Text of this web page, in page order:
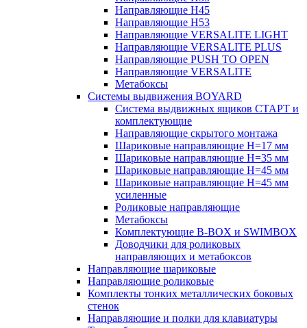
Направляющие H45
Направляющие H53
Направляющие VERSALITE LIGHT
Направляющие VERSALITE PLUS
Направляющие PUSH TO OPEN
Направляющие VERSALITE
Метабоксы
Системы выдвижения BOYARD
Система выдвижных ящиков СТАРТ и
комплектующие
Направляющие скрытого монтажа
Шариковые направляющие H=17 мм
Шариковые направляющие H=35 мм
Шариковые направляющие H=45 мм
Шариковые направляющие H=45 мм
усиленные
Роликовые направляющие
Метабоксы
Комплектующие B-BOX и SWIMBOX
Доводчики для роликовых
направляющих и метабоксов
Направляющие шариковые
Направляющие роликовые
Комплекты тонких металлических боковых
стенок
Направляющие и полки для клавиатуры